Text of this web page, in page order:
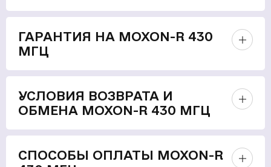
ГАРАНТИЯ НА MOXON-R 430
МГЦ
УСЛОВИЯ ВОЗВРАТА И
ОБМЕНА MOXON-R 430 МГЦ
СПОСОБЫ ОПЛАТЫ MOXON-R